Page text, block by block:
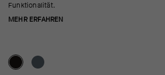
Funktionalität.
MEHR ERFAHREN